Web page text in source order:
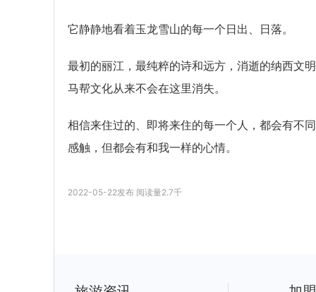
它静静地看着玉龙雪山的每一个日出、日落。
最初的丽江，最纯粹的诗和远方，消逝的纳西文
马帮文化从来不会在这里消失。
相信来住过的、即将来住的每一个人，都会有不
感触，但都会有和我一样的心情。
2022-05-22发布 阅读量2.7千